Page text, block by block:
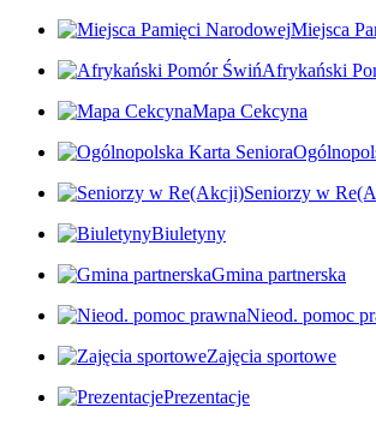
Miejsca
Afrykański
Mapa Cekcyna
Seniorzy w
Biuletyny
Gmina partnerska
Nieod. pomoc
Zajęcia sportowe
Prezentacje